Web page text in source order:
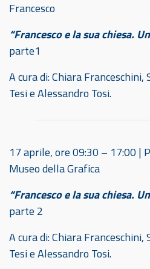
Francesco
“Francesco e la sua chiesa.
parte1
A cura di: Chiara
Tesi e Alessandro Tosi.
17 aprile, ore 09:30 – 17:00 |
Museo della Grafica
“Francesco e la sua chiesa.
parte 2
A cura di: Chiara
Tesi e Alessandro Tosi.